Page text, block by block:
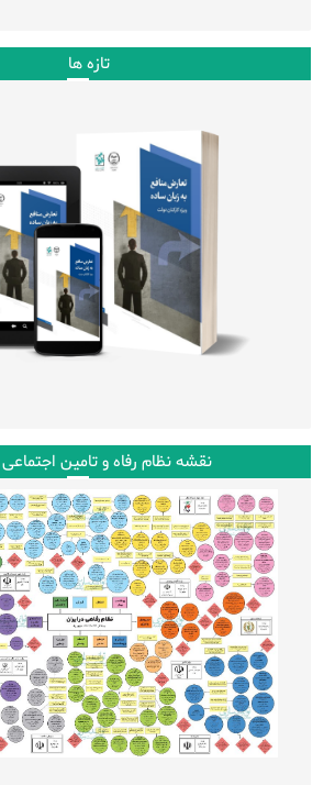
تازه ها
نقشه نظام رفاه و تامین اجتماعی